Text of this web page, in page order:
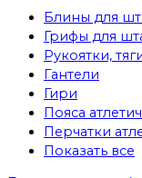
Блины для
Грифы для
Рукоятки,
Гантели
Гири
Пояса
Перчатки
Показать все